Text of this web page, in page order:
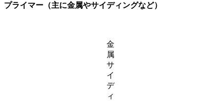
プライマー（主に金属やサイディングなど）
金
属
サ
イ
デ
ィ